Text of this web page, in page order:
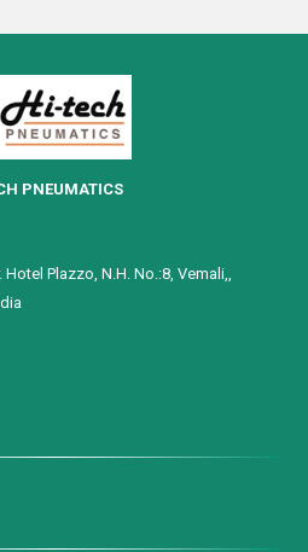
PNEUMATICS
Plazzo, N.H. No.:8, Vemali,,